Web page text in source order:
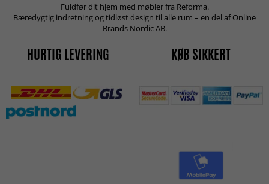
Fuldfør dit hjem med møbler fra Reforma.
Bæredygtig indretning og tidløst design til alle rum – en del af Online
Brands Nordic AB.
HURTIG LEVERING KØB SIKKERT